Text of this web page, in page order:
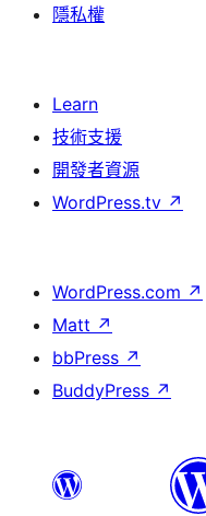
隱私權
Learn
技術支援
開發者資源
WordPress.tv ↗
WordPress.com ↗
Matt ↗
bbPress ↗
BuddyPress ↗